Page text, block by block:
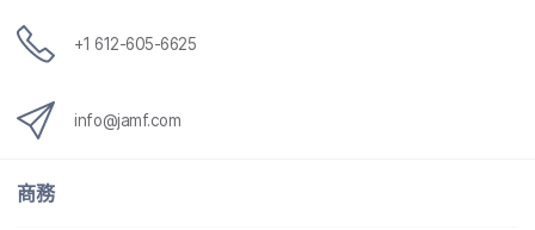
+1 612-605-6625
info@jamf.com
商務